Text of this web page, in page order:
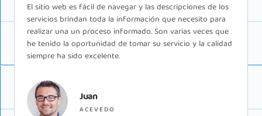
Recientemente tomé sus servicios y estoy impresionado
por la calidad del y la comodidad. El proceso fue perfecto
y sin problemas ni contratiempos, el servicio muy
recomendable como siempre.
VITO